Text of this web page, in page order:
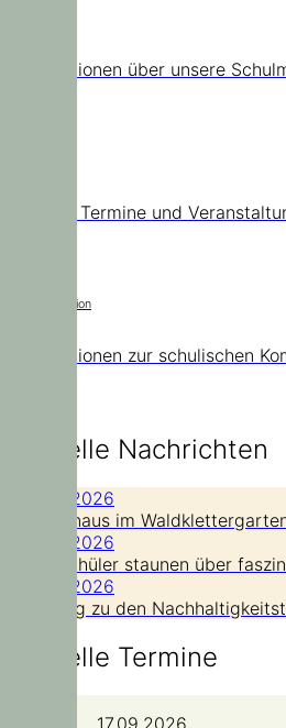
Informationen über unsere
Aktuelle Termine und
Kommunikation
Informationen zur schulischen
Aktuelle Nachrichten
21. Juli 2026
Hoch hinaus im
14. Juli 2026
Grundschüler staunen über
14. Juli 2026
Nachtrag zu den
Aktuelle Termine